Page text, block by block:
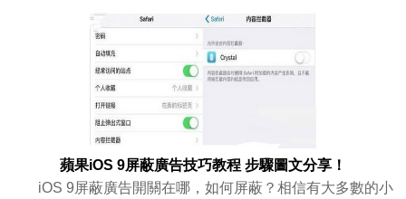
蘋果iOS 9屏蔽廣告技巧教程 步驟圖文分享！
iOS 9屏蔽廣告開關在哪，如何屏蔽？相信有大多數的小